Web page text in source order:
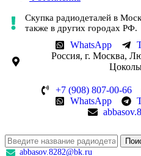
Скупка радиодеталей в
также в других городах РФ.
WhatsApp
Россия, г. Москва,
+7 (908) 807-00-66
WhatsApp
abbasov.8282@bk.ru